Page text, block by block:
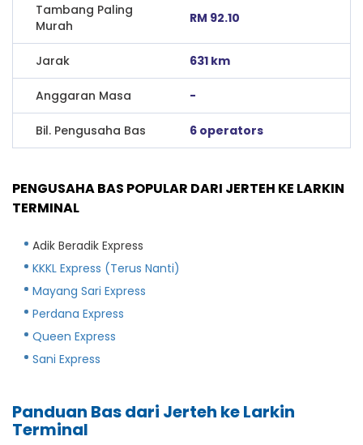
Tambang Paling
Murah
RM 92.10
Jarak 631 km
Anggaran Masa -
Bil. Pengusaha Bas 6 operators
PENGUSAHA BAS POPULAR DARI JERTEH KE LARKIN
TERMINAL
Adik Beradik Express
KKKL Express (Terus Nanti)
Mayang Sari Express
Perdana Express
Queen Express
Sani Express
Panduan Bas dari Jerteh ke Larkin
Terminal